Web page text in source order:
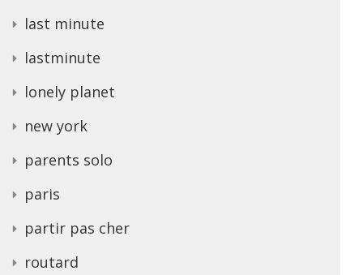
last minute
lastminute
lonely planet
new york
parents solo
paris
partir pas cher
routard